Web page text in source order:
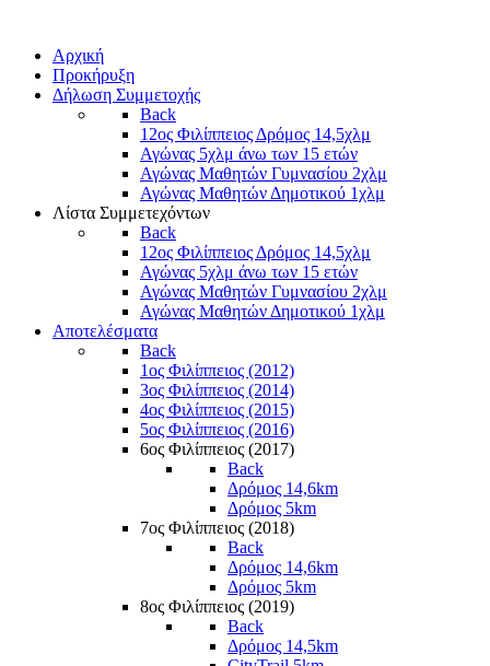
Αρχική
Προκήρυξη
Δήλωση Συμμετοχής
Back
12ος Φιλίππειος Δρόμος 14,5χλμ
Αγώνας 5χλμ άνω των 15 ετών
Αγώνας Μαθητών Γυμνασίου 2χλμ
Αγώνας Μαθητών Δημοτικού 1χλμ
Λίστα Συμμετεχόντων
Back
12ος Φιλίππειος Δρόμος 14,5χλμ
Αγώνας 5χλμ άνω των 15 ετών
Αγώνας Μαθητών Γυμνασίου 2χλμ
Αγώνας Μαθητών Δημοτικού 1χλμ
Αποτελέσματα
Back
1ος Φιλίππειος (2012)
3ος Φιλίππειος (2014)
4ος Φιλίππειος (2015)
5ος Φιλίππειος (2016)
6ος Φιλίππειος (2017)
Back
Δρόμος 14,6km
Δρόμος 5km
7ος Φιλίππειος (2018)
Back
Δρόμος 14,6km
Δρόμος 5km
8ος Φιλίππειος (2019)
Back
Δρόμος 14,5km